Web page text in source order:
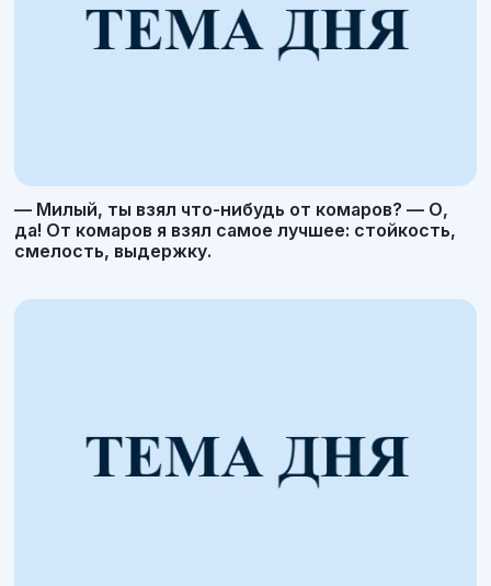
— Милый, ты взял что-нибудь от комаров? — О,
да! От комаров я взял самое лучшее: стойкость,
смелость, выдержку.